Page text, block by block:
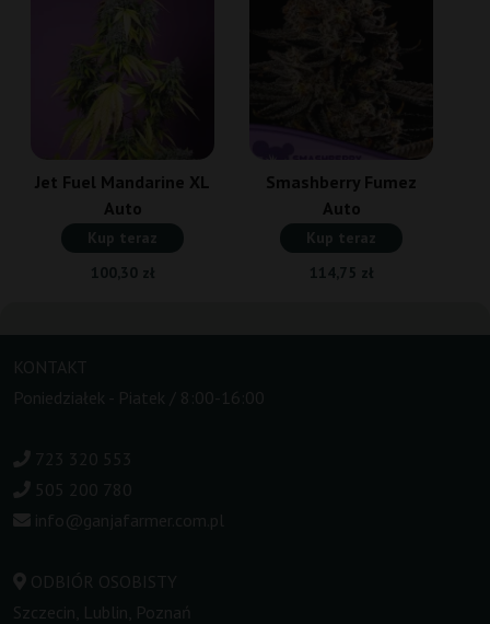
Jet Fuel Mandarine XL
Auto
Kup teraz
100,30 zł
Smashberry Fumez
Auto
Kup teraz
114,75 zł
KONTAKT
Poniedziałek - Piatek / 8:00-16:00
723 320 553
505 200 780
info@ganjafarmer.com.pl
ODBIÓR OSOBISTY
Szczecin, Lublin, Poznań